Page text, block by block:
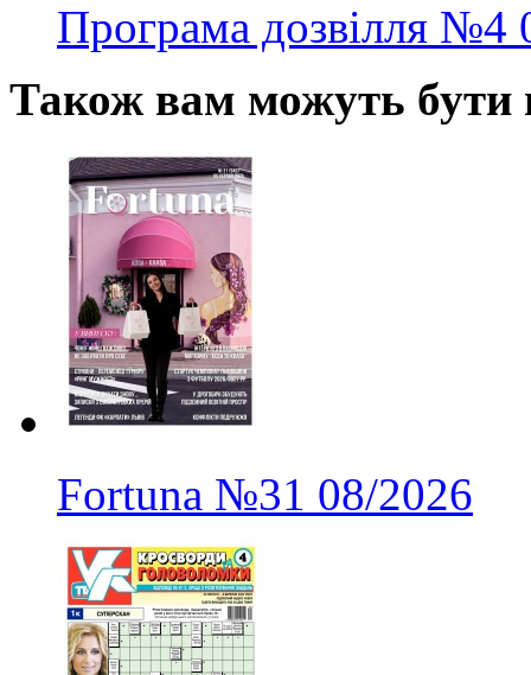
Програма дозвілля №4
Також вам можуть бути
Fortuna №31 08/2026